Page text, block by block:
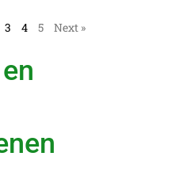
3 4 5 Next »